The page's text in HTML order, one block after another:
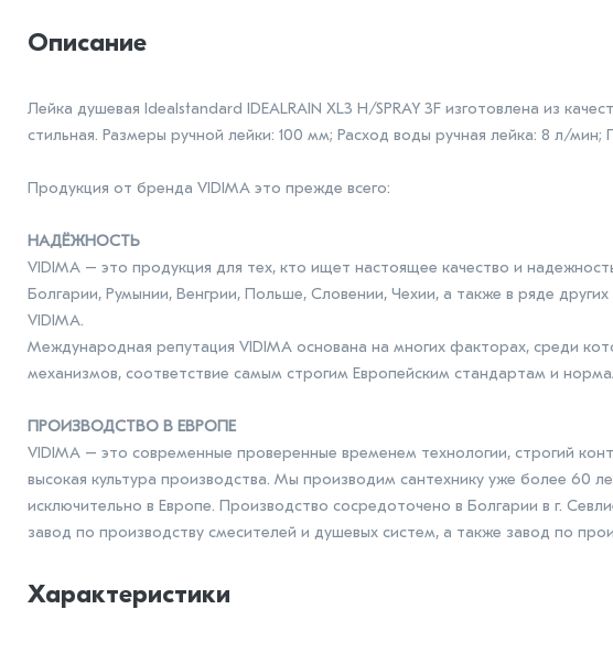
Описание
Лейка душевая Idealstandard IDEALRAIN XL3 H/SPRAY 3F изготовлена из
стильная. Размеры ручной лейки: 100 мм; Расход воды ручная лейка: 8 л/мин;
Продукция от бренда VIDIMA это прежде всего:
НАДЁЖНОСТЬ
VIDIMA – это продукция для тех, кто ищет настоящее качество и
Болгарии, Румынии, Венгрии, Польше, Словении, Чехии, а также в ряде
VIDIMA.
Международная репутация VIDIMA основана на многих факторах, среди
механизмов, соответствие самым строгим Европейским стандартам и
ПРОИЗВОДСТВО В ЕВРОПЕ
VIDIMA – это современные проверенные временем технологии, строгий
высокая культура производства. Мы производим сантехнику уже более 60
исключительно в Европе. Производство сосредоточено в Болгарии в г.
завод по производству смесителей и душевых систем, а также завод по
Характеристики